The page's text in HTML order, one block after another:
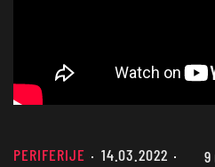
PERIFERIJE 14.03.2022 9